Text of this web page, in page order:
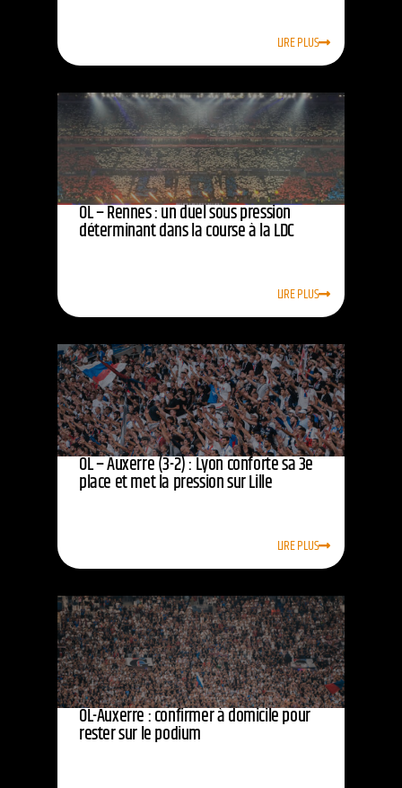
LIRE PLUS
OL – Rennes : un duel sous pression
déterminant dans la course à la LDC
LIRE PLUS
OL – Auxerre (3-2) : Lyon conforte sa 3e
place et met la pression sur Lille
LIRE PLUS
OL-Auxerre : confirmer à domicile pour
rester sur le podium